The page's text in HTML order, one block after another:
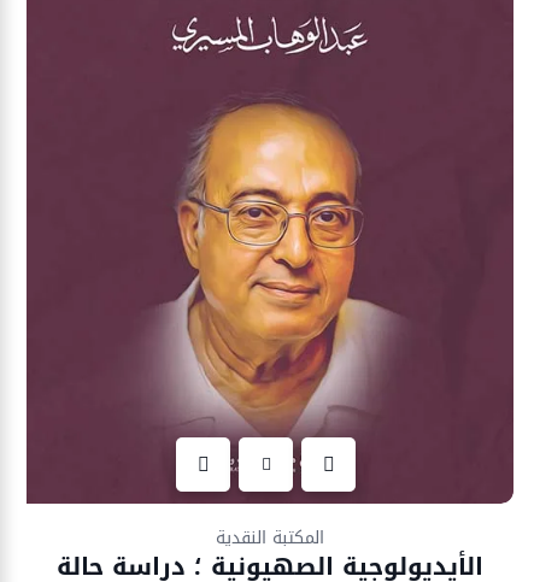
المكتبة النقدية
الأيديولوجية الصهيونية ؛ دراسة حالة